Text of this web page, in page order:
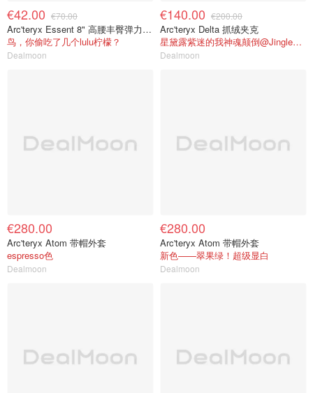
€42.00 €70.00
Arc'teryx Essent 8" 高腰丰臀弹力短裤
鸟，你偷吃了几个lulu柠檬？
Dealmoon
€140.00 €200.00
Arc'teryx Delta 抓绒夹克
星黛露紫迷的我神魂颠倒@Jingles静
Dealmoon
€280.00
Arc'teryx Atom 带帽外套
espresso色
Dealmoon
€280.00
Arc'teryx Atom 带帽外套
新色——翠果绿！超级显白
Dealmoon